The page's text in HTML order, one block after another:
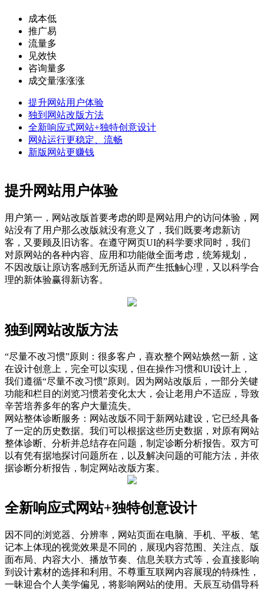
成本低
推广易
流量多
见效快
咨询量多
成交量涨涨涨
提升网站用户体验
独到网站改版方法
全新响应式网站+独特创意设计
网站运行更稳定、流畅
新版网站更赚钱
提升网站用户体验
用户第一，网站改版首要考虑的即是网站用户的访问体验，网
站没有了用户那么改版就没有意义了，我们既要考虑新访
客，又要顾及旧访客。在遵守网页UI的科学要求同时，我们
对原网站的各种内容、应用和功能做全面考虑，统筹规划，
不因改版让原访客感到无所适从而产生抵触心理，又以科学合
理的新体验赢得新访客。
独到网站改版方法
“尽量不改习惯”原则：很多客户，喜欢整个网站焕然一新，这
在设计创意上，完全可以实现，但在操作习惯和UI设计上，
我们遵循“尽量不改习惯”原则。因为网站改版后，一部分关键
功能和栏目的浏览习惯若变化太大，会让老用户不适应，导致
辛苦培养多年的客户大量流失。
网站整体诊断服务：网站改版不同于新网站建设，它已经具备
了一定的历史数据。我们可以根据这些历史数据，对原有网站
整体诊断、分析并总结存在问题，制定诊断分析报告。双方可
以有凭有据地探讨问题所在，以及解决问题的可能方法，并依
据诊断分析报告，制定网站改版方案。
全新响应式网站+独特创意设计
因不同的浏览器、分辨率，网站页面在电脑、手机、平板、笔
记本上体现的视觉效果是不同的，展现内容范围、关注点、版
面布局、内容大小、播放节奏、信息关联方式等，会直接影响
到设计素材的选择和利用。不尊重互联网内容展现的特殊性，
一昧迎合个人美学偏见，将影响网站的使用。天辰互动倡导科